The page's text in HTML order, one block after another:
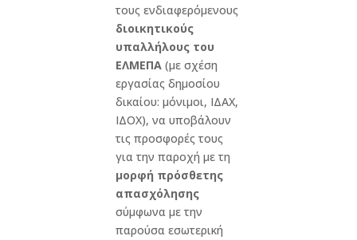
τους ενδιαφερόμενους
διοικητικούς
υπαλλήλους του
ΕΛΜΕΠΑ(με σχέση
εργασίας δημοσίου
δικαίου: μόνιμοι, ΙΔΑΧ,
ΙΔΟΧ), να υποβάλουν
τις προσφορές τους
για την παροχή με τη
μορφή πρόσθετης
απασχόλησης
σύμφωνα με την
παρούσα εσωτερική